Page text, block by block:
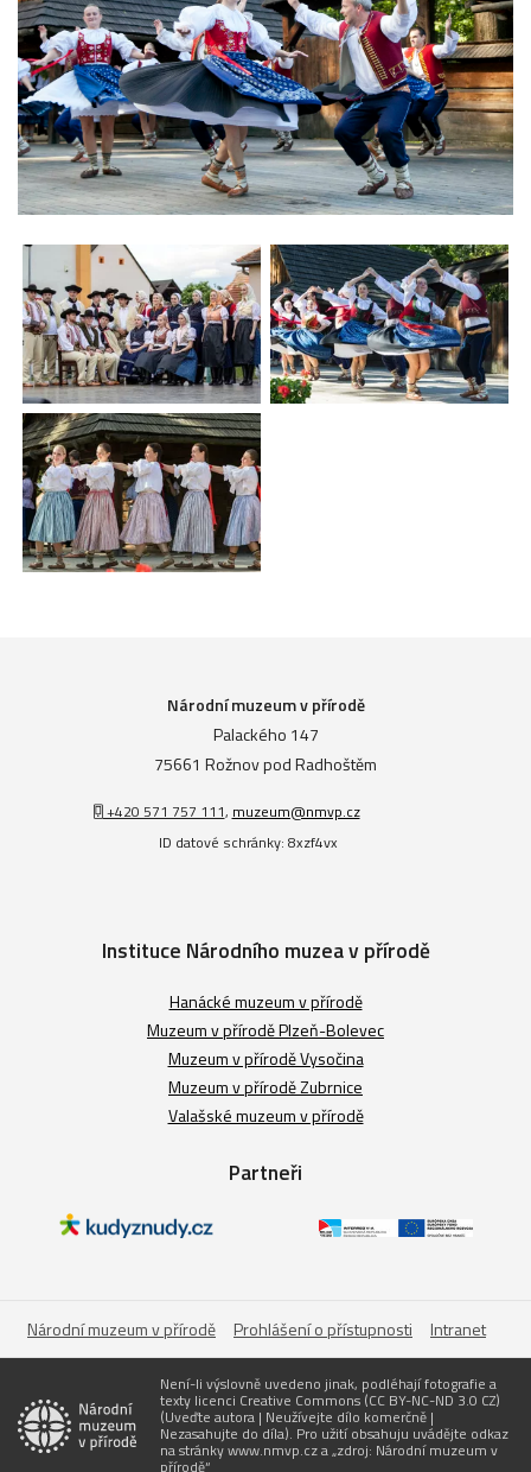
Národní muzeum v přírodě
Palackého 147
75661 Rožnov pod Radhoštěm
+420 571 757 111, muzeum@nmvp.cz
ID datové schránky: 8xzf4vx
Instituce Národního muzea v přírodě
Hanácké muzeum v přírodě
Muzeum v přírodě Plzeň-Bolevec
Muzeum v přírodě Vysočina
Muzeum v přírodě Zubrnice
Valašské muzeum v přírodě
Partneři
Národní muzeum v přírodě Prohlášení o přístupnosti Intranet
Není-li výslovně uvedeno jinak, podléhají fotografie a
texty licenci Creative Commons (CC BY-NC-ND 3.0 CZ)
(Uveďte autora | Neužívejte dílo komerčně |
Nezasahujte do díla). Pro užití obsahuju uvádějte odkaz
na stránky www.nmvp.cz a „zdroj: Národní muzeum v
přírodě“